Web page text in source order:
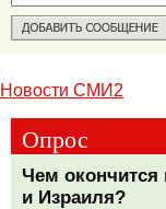
Новости СМИ2
Опрос
Чем
и Израиля?